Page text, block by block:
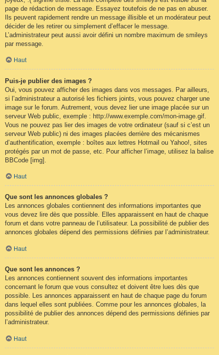
page de rédaction de message. Essayez toutefois de ne pas en abuser.
Ils peuvent rapidement rendre un message illisible et un modérateur peut
décider de les retirer ou simplement d’effacer le message.
L’administrateur peut aussi avoir défini un nombre maximum de smileys
par message.
Haut
Puis-je publier des images ?
Oui, vous pouvez afficher des images dans vos messages. Par ailleurs,
si l’administrateur a autorisé les fichiers joints, vous pouvez charger une
image sur le forum. Autrement, vous devez lier une image placée sur un
serveur Web public, exemple : http://www.exemple.com/mon-image.gif.
Vous ne pouvez pas lier des images de votre ordinateur (sauf si c’est un
serveur Web public) ni des images placées derrière des mécanismes
d’authentification, exemple : boîtes aux lettres Hotmail ou Yahoo!, sites
protégés par un mot de passe, etc. Pour afficher l’image, utilisez la balise
BBCode [img].
Haut
Que sont les annonces globales ?
Les annonces globales contiennent des informations importantes que
vous devez lire dès que possible. Elles apparaissent en haut de chaque
forum et dans votre panneau de l’utilisateur. La possibilité de publier des
annonces globales dépend des permissions définies par l’administrateur.
Haut
Que sont les annonces ?
Les annonces contiennent souvent des informations importantes
concernant le forum que vous consultez et doivent être lues dès que
possible. Les annonces apparaissent en haut de chaque page du forum
dans lequel elles sont publiées. Comme pour les annonces globales, la
possibilité de publier des annonces dépend des permissions définies par
l’administrateur.
Haut